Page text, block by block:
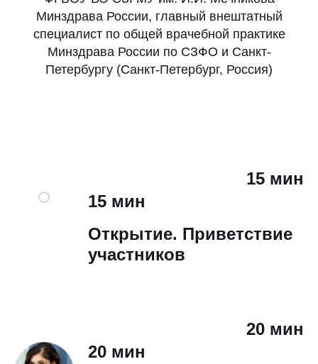
Минздрава России, главный внештатный
специалист по общей врачебной практике
Минздрава России по СЗФО и Санкт-
Петербургу (Санкт-Петербург, Россия)
15 мин
15 мин
Открытие. Приветствие
участников
20 мин
20 мин